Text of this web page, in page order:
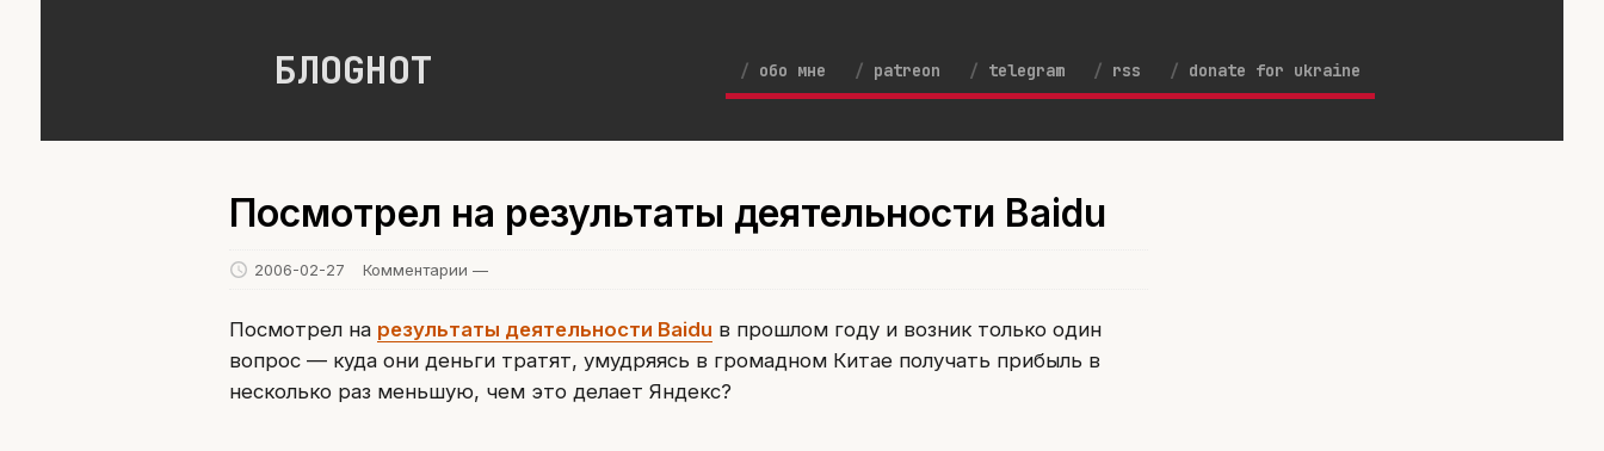
БЛОGНОТ обо мне patreon telegram rss donate for ukraine
Посмотрел на результаты деятельности Baidu
2006-02-27 Комментарии —
Посмотрел на результаты деятельности Baidu в прошлом году и возник только один
вопрос — куда они деньги тратят, умудряясь в громадном Китае получать прибыль в
несколько раз меньшую, чем это делает Яндекс?